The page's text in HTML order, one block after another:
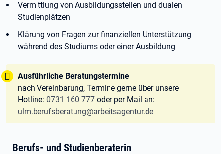
Vermittlung von Ausbildungsstellen und dualen
Studienplätzen
Klärung von Fragen zur finanziellen Unterstützung
während des Studiums oder einer Ausbildung
Tipp:
Ausführliche Beratungstermine
nach Vereinbarung, Termine gerne über unsere
Hotline: 0731 160 777 oder per Mail an:
ulm.berufsberatung@arbeitsagentur.de
Berufs- und Studienberaterin